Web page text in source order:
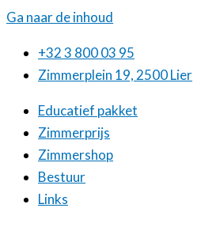
Ga naar de inhoud
+32 3 800 03 95
Zimmerplein 19, 2500 Lier
Educatief pakket
Zimmerprijs
Zimmershop
Bestuur
Links